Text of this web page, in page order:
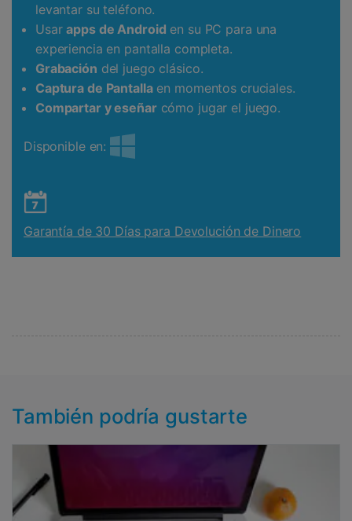
levantar su teléfono.
Usarapps de Android en su PC para una
experiencia en pantalla completa.
Grabación del juego clásico.
Captura de Pantallaen momentos cruciales.
Compartar y eseñarcómo jugar el juego.
Disponible en:
Garantía de 30 Días para Devolución de Dinero
También podría gustarte